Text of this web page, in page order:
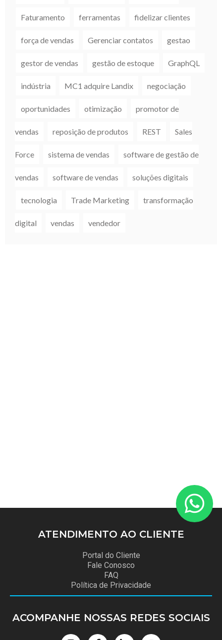
Faturamento ferramentas fidelizar clientes
força de vendas Gerenciar contatos gestao
gestor de vendas gestão de estoque GraphQL
indústria MC1 adquire Landix negociação
oportunidades otimização promotor de
vendas reposição de produtos REST Sales
Force sistema de vendas software de gestão de
vendas software de vendas soluções digitais
tecnologia Trade Marketing transformação
digital vendas vendedor
ATENDIMENTO AO CLIENTE
Portal do Cliente
Fale Conosco
FAQ
Política de Privacidade
ACOMPANHE NOSSAS REDES SOCIAIS